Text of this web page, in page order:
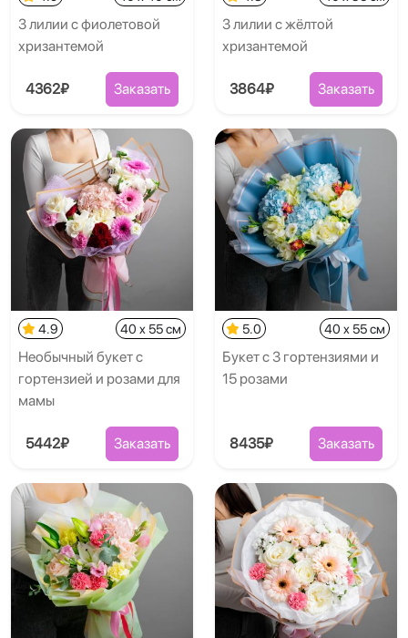
3 лилии с фиолетовой
хризантемой
4362₽ Заказать
3 лилии с жёлтой
хризантемой
3864₽ Заказать
4.9 40 x 55 см
Необычный букет с
гортензией и розами для
мамы
5442₽ Заказать
5.0 40 x 55 см
Букет с 3 гортензиями и
15 розами
8435₽ Заказать